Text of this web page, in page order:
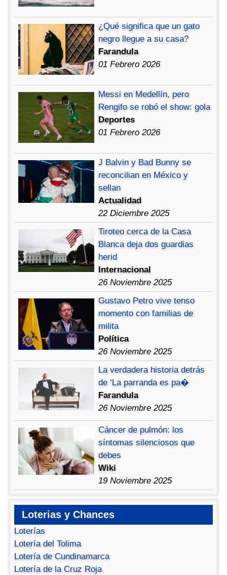
¿Qué significa que un gato
negro llegue a su casa?
Farandula
01 Febrero 2026
Messi en Medellín, pero
Rengifo se robó el show: gola
Deportes
01 Febrero 2026
J Balvin y Bad Bunny se
reconcilian en México y
sellan
Actualidad
22 Diciembre 2025
Tiroteo cerca de la Casa
Blanca deja dos guardias
herid
Internacional
26 Noviembre 2025
Gustavo Petro vive tenso
momento con familias de
milita
Política
26 Noviembre 2025
La verdadera historia detrás
de ‘La parranda es pa�
Farandula
26 Noviembre 2025
Cáncer de pulmón: los
síntomas silenciosos que
debes
Wiki
19 Noviembre 2025
Loterias y Chances
Loterías
Lotería del Tolima
Lotería de Cundinamarca
Lotería de la Cruz Roja